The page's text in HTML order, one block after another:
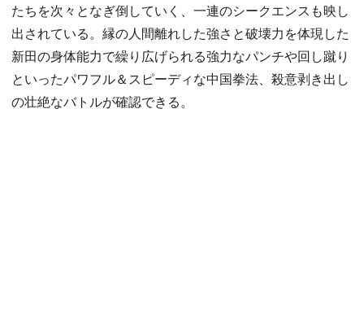
たちを次々となぎ倒していく、一連のシークエンスも映し
出されている。縁の人間離れした強さと破壊力を体現した
新田の身体能力で繰り広げられる強力なパンチや回し蹴り
といったパワフル＆スピーディな中国拳法、殺意剥き出し
の壮絶なバトルが確認できる。